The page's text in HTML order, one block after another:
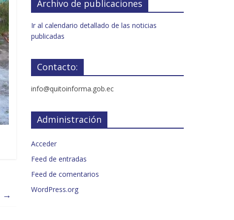
→
Archivo de publicaciones
Ir al calendario detallado de las noticias
publicadas
Contacto:
info@quitoinforma.gob.ec
Administración
Acceder
Feed de entradas
Feed de comentarios
WordPress.org